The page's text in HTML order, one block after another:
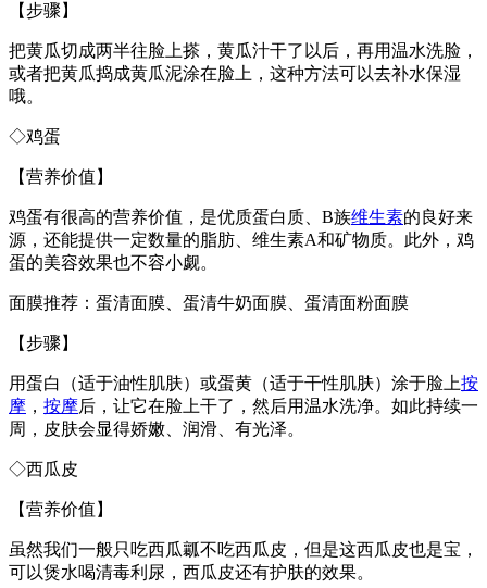
【步骤】
把黄瓜切成两半往脸上搽，黄瓜汁干了以后，再用温水洗脸，
或者把黄瓜捣成黄瓜泥涂在脸上，这种方法可以去补水保湿
哦。
◇鸡蛋
【营养价值】
鸡蛋有很高的营养价值，是优质蛋白质、B族维生素的良好来
源，还能提供一定数量的脂肪、维生素A和矿物质。此外，鸡
蛋的美容效果也不容小觑。
面膜推荐：蛋清面膜、蛋清牛奶面膜、蛋清面粉面膜
【步骤】
用蛋白（适于油性肌肤）或蛋黄（适于干性肌肤）涂于脸上按
摩 ， 按摩后，让它在脸上干了，然后用温水洗净。如此持续一
周，皮肤会显得娇嫩、润滑、有光泽。
◇西瓜皮
【营养价值】
虽然我们一般只吃西瓜瓤不吃西瓜皮，但是这西瓜皮也是宝，
可以煲水喝清毒利尿，西瓜皮还有护肤的效果。